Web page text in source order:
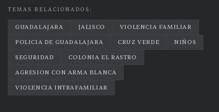
TEMAS RELACIONADOS:
GUADALAJARA JALISCO
VIOLENCIA FAMILIAR
POLICIA DE GUADALAJARA
CRUZ VERDE
NIÑOS
SEGURIDAD
COLONIA EL RASTRO
AGRESION CON ARMA BLANCA
VIOLENCIA INTRAFAMILIAR